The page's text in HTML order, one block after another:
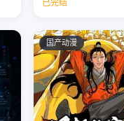
已完结
国产动漫